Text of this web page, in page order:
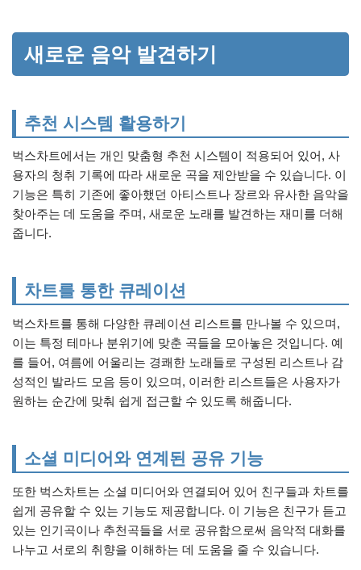
새로운 음악 발견하기
추천 시스템 활용하기
벅스차트에서는 개인 맞춤형 추천 시스템이 적용되어 있어, 사
용자의 청취 기록에 따라 새로운 곡을 제안받을 수 있습니다. 이
기능은 특히 기존에 좋아했던 아티스트나 장르와 유사한 음악을
찾아주는 데 도움을 주며, 새로운 노래를 발견하는 재미를 더해
줍니다.
차트를 통한 큐레이션
벅스차트를 통해 다양한 큐레이션 리스트를 만나볼 수 있으며,
이는 특정 테마나 분위기에 맞춘 곡들을 모아놓은 것입니다. 예
를 들어, 여름에 어울리는 경쾌한 노래들로 구성된 리스트나 감
성적인 발라드 모음 등이 있으며, 이러한 리스트들은 사용자가
원하는 순간에 맞춰 쉽게 접근할 수 있도록 해줍니다.
소셜 미디어와 연계된 공유 기능
또한 벅스차트는 소셜 미디어와 연결되어 있어 친구들과 차트를
쉽게 공유할 수 있는 기능도 제공합니다. 이 기능은 친구가 듣고
있는 인기곡이나 추천곡들을 서로 공유함으로써 음악적 대화를
나누고 서로의 취향을 이해하는 데 도움을 줄 수 있습니다.